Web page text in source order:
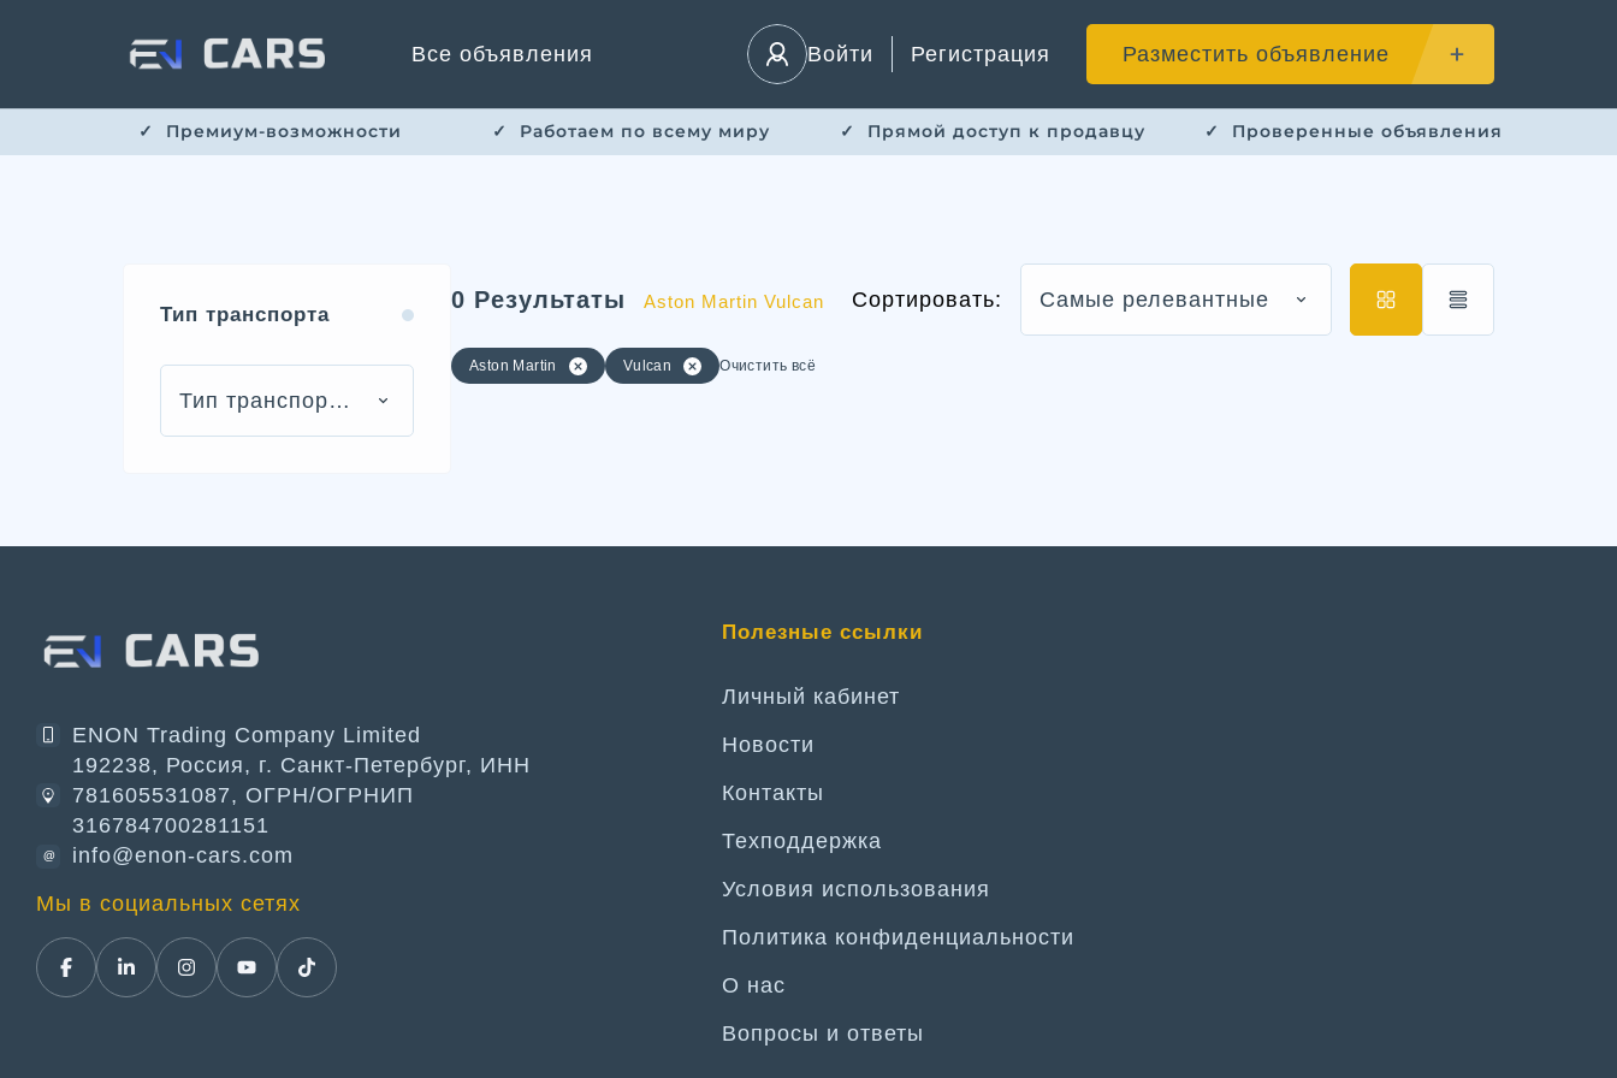
Все объявления Войти Регистрация Разместить объявление
✓ ​​ Премиум-возможности ✓ ​ Работаем по всему миру ✓ ​ Прямой доступ к продавцу ✓ ​ Проверенные объявления
Тип транспорта
Тип транспорта
0 Результаты Aston Martin Vulcan Сортировать: Самые релевантные
Aston Martin Vulcan Очистить всё
ENON Trading Company Limited
192238, Россия, г. Санкт-Петербург, ИНН
781605531087, ОГРН/ОГРНИП
316784700281151
@
info@enon-cars.com
Мы в социальных сетях
Полезные ссылки
Личный кабинет
Новости
Контакты
Техподдержка
Условия использования
Политика конфиденциальности
О нас
Вопросы и ответы